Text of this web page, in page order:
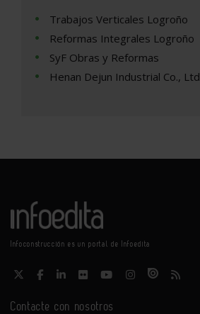
Trabajos Verticales Logroño
Reformas Integrales Logroño
SyF Obras y Reformas
Henan Dejun Industrial Co., Ltd
Infoconstrucción es un portal de Infoedita
Contacte con nosotros